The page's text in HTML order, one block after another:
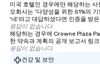
미국 호텔인 경우에만 해당하는
모회사는 '다양성을 위한 51%의
'네'라고 대답하셨다면 인증을 받
응답이 없습니다.
해당하는 경우에 Crowne Plaza
한 약속과 계획의 공개 보고서 링
응답이 없습니다.
건강 및 보안